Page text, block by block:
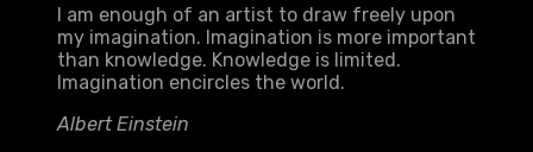
I am enough of an artist to draw freely upon
my imagination. Imagination is more important
than knowledge. Knowledge is limited.
Imagination encircles the world.
Albert Einstein